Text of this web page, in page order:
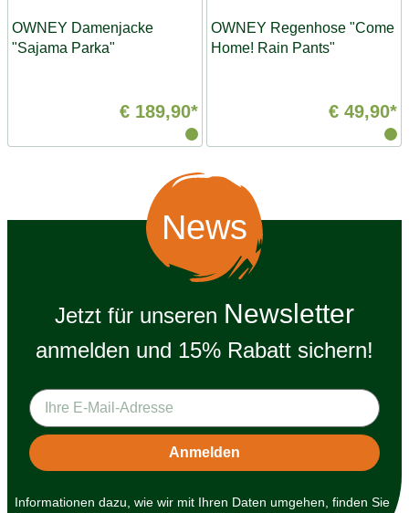
OWNEY Damenjacke
"Sajama Parka"
€ 189,90*
OWNEY Regenhose "Come
Home! Rain Pants"
€ 49,90*
News
Jetzt für unseren Newsletter
anmelden und 15% Rabatt sichern!
Informationen dazu, wie wir mit Ihren Daten umgehen, finden Sie